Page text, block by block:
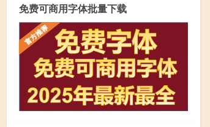
免费可商用字体批量下载